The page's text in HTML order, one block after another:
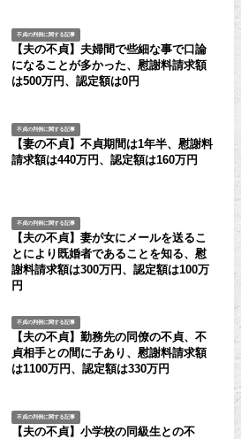
不貞の判例に関する記事
【夫の不貞】夫婦間で些細な事で口論
になることが多かった、慰謝料請求額
は500万円、認定額は0円
不貞の判例に関する記事
【妻の不貞】不貞期間は1年半、慰謝料
請求額は440万円、認定額は160万円
不貞の判例に関する記事
【夫の不貞】妻が女にメールを送るこ
とにより既婚者であることを知る、慰
謝料請求額は300万円、認定額は100万
円
不貞の判例に関する記事
【夫の不貞】勤務先の同僚の不貞、不
貞相手との間に子あり、慰謝料請求額
は1100万円、認定額は330万円
不貞の判例に関する記事
【夫の不貞】小学校の同級生との不